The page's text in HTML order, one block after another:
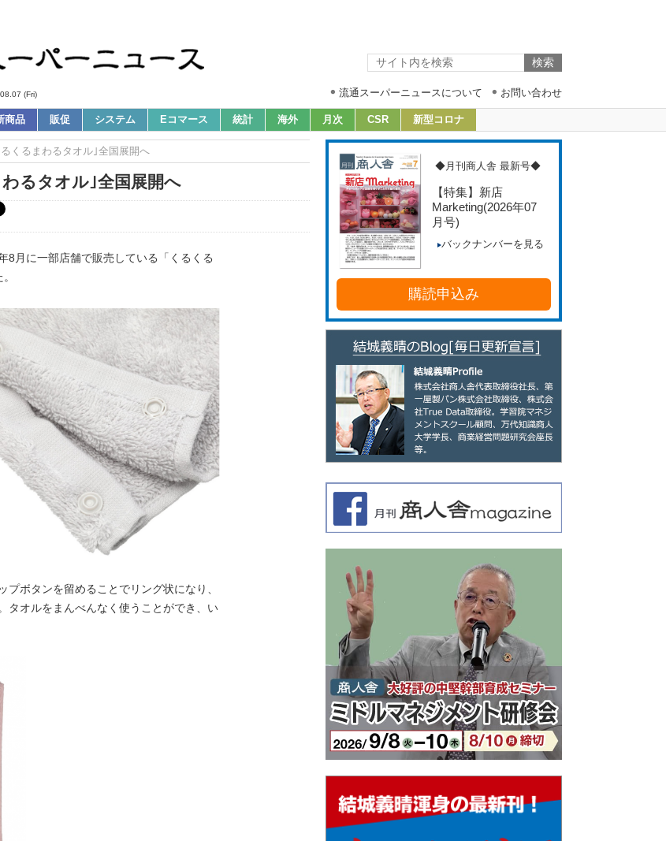
(Fri) 流通スーパーニュースについて お問い合わせ
商品 販促 システム Eコマース 統計 海外 月次 CSR 新型コロナ
くるまわるタオル｣全国展開へ
るタオル｣全国展開へ
8月に一部店舗で販売している「くるくる
プボタンを留めることでリング状になり、
タオルをまんべんなく使うことができ、い
◆月刊商人舎 最新号◆
【特集】新店
Marketing(2026年07
月号)
バックナンバーを見る
購読申込み